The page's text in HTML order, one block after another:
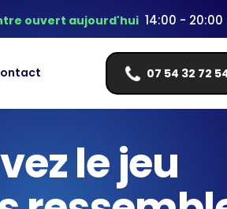
ouvert aujourd'hui 14:00 - 20:00
07 54 32 72
le jeu